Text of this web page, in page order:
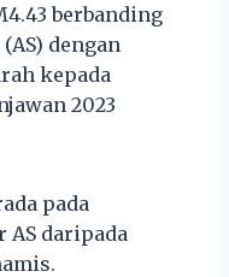
berbanding
dengan
kepada
2023
pada
AS daripada